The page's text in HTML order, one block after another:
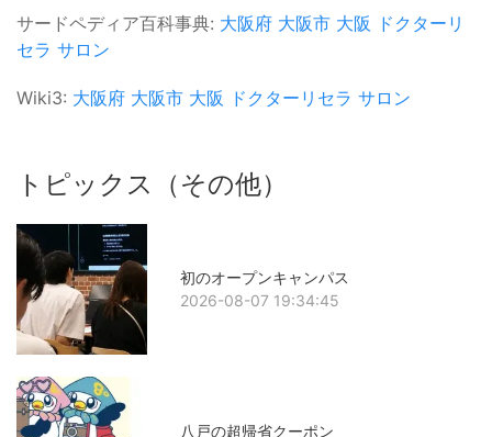
サードペディア百科事典: 大阪府 大阪市 大阪 ドクターリ
セラ サロン
Wiki3: 大阪府 大阪市 大阪 ドクターリセラ サロン
トピックス（その他）
初のオープンキャンパス
2026-08-07 19:34:45
八戸の超帰省クーポン